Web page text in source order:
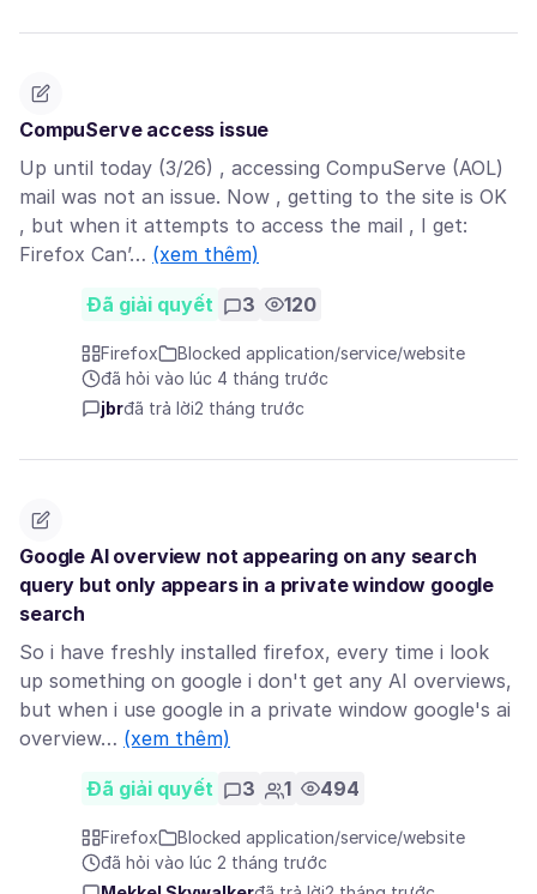
CompuServe access issue
Up until today (3/26) , accessing CompuServe (AOL)
mail was not an issue. Now , getting to the site is OK
, but when it attempts to access the mail , I get:
Firefox Can’… (xem thêm)
Đã giải quyết 3 120
Firefox
Blocked application/service/website
đã hỏi vào lúc 4 tháng trước
jbrđã trả lời2 tháng trước
Google AI overview not appearing on any search
query but only appears in a private window google
search
So i have freshly installed firefox, every time i look
up something on google i don't get any AI overviews,
but when i use google in a private window google's ai
overview… (xem thêm)
Đã giải quyết 3 1 494
Firefox
Blocked application/service/website
đã hỏi vào lúc 2 tháng trước